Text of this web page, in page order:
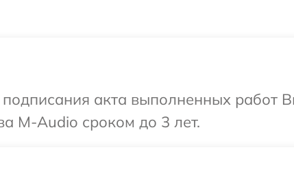
подписания акта выполненных работ
M-Audio сроком до 3 лет.